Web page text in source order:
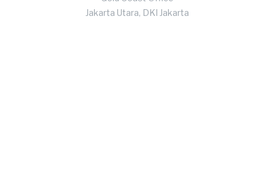
Jakarta Utara, DKI Jakarta